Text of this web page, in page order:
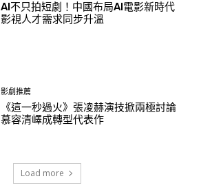
AI不只拍短劇！中國布局AI電影新時代
影視人才需求同步升溫
影劇推薦
《這一秒過火》張凌赫演技掀兩極討論
慕容清嶧成轉型代表作
Load more